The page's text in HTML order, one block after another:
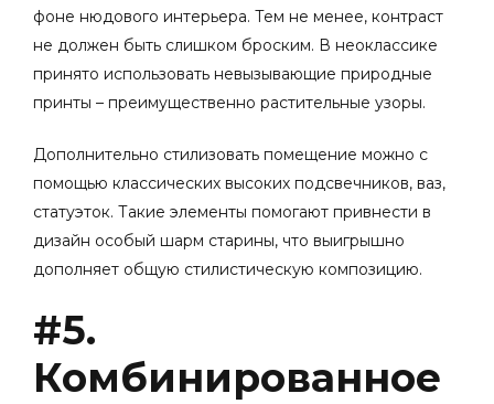
фоне нюдового интерьера. Тем не менее, контраст
не должен быть слишком броским. В неоклассике
принято использовать невызывающие природные
принты – преимущественно растительные узоры.
Дополнительно стилизовать помещение можно с
помощью классических высоких подсвечников, ваз,
статуэток. Такие элементы помогают привнести в
дизайн особый шарм старины, что выигрышно
дополняет общую стилистическую композицию.
#5.
Комбинированное